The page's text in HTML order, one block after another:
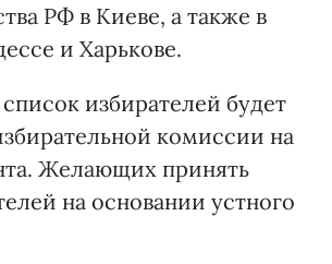
РФ в Киеве, а также в
и Харькове.
избирателей будет
комиссии на
Желающих принять
на основании устного